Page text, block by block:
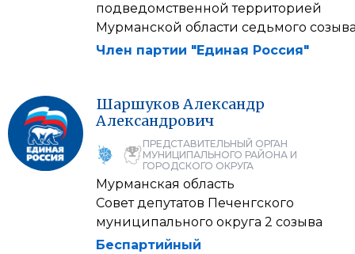
подведомственной территорией
Мурманской области седьмого
Член партии "Единая Россия"
Шаршуков Александр
Александрович
ПРЕДСТАВИТЕЛЬНЫЙ ОРГАН
МУНИЦИПАЛЬНОГО РАЙОНА И
ГОРОДСКОГО ОКРУГА
Мурманская область
Совет депутатов Печенгского
муниципального округа 2 созыва
Беспартийный